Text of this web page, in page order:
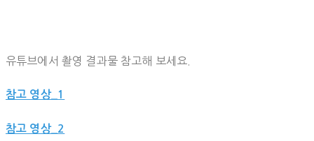
유튜브에서 촬영 결과물 참고해 보세요.
참고 영상_1
참고 영상_2